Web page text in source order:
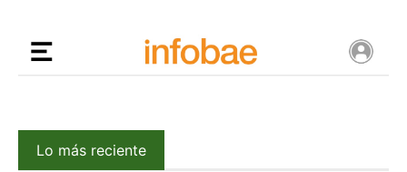
Lo más reciente